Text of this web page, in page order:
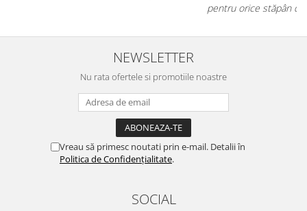
pentru orice stăpân de animale.
NEWSLETTER
Nu rata ofertele si promotiile noastre
Vreau să primesc noutati prin e-mail. Detalii în
Politica de Confidențialitate.
SOCIAL